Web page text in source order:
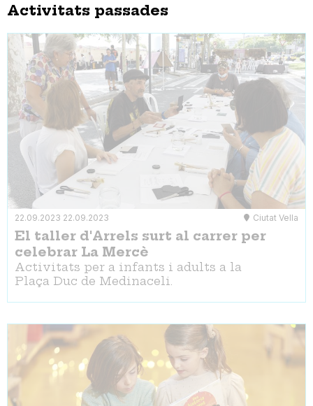
Activitats passades
22.09.2023 22.09.2023 Ciutat Vella
El taller d'Arrels surt al carrer per
celebrar La Mercè
Activitats per a infants i adults a la
Plaça Duc de Medinaceli.